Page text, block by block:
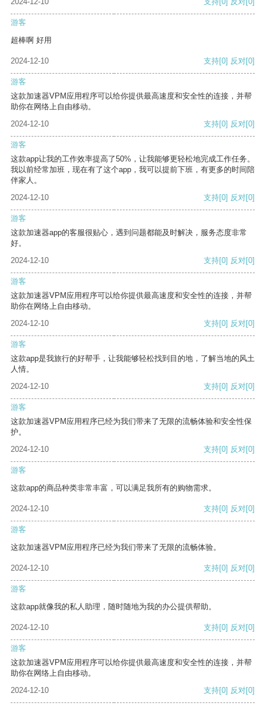
游客
超棒啊 好用
2024-12-10 支持[0] 反对[0]
游客
这款加速器VPM应用程序可以给你提供最高速度和安全性的连接，并帮
助你在网络上自由移动。
2024-12-10
支持[0] 反对[0]
游客
这款app让我的工作效率提高了50%，让我能够更轻松地完成工作任务。
我以前经常加班，现在有了这个app，我可以提前下班，有更多的时间陪
伴家人。
2024-12-10
支持[0] 反对[0]
游客
这款加速器app的客服很贴心，遇到问题都能及时解决，服务态度非常
好。
2024-12-10
支持[0] 反对[0]
游客
这款加速器VPM应用程序可以给你提供最高速度和安全性的连接，并帮
助你在网络上自由移动。
2024-12-10
支持[0] 反对[0]
游客
这款app是我旅行的好帮手，让我能够轻松找到目的地，了解当地的风土
人情。
2024-12-10
支持[0] 反对[0]
游客
这款加速器VPM应用程序已经为我们带来了无限的流畅体验和安全性保
护。
2024-12-10
支持[0] 反对[0]
游客
这款app的商品种类非常丰富，可以满足我所有的购物需求。
2024-12-10 支持[0] 反对[0]
游客
这款加速器VPM应用程序已经为我们带来了无限的流畅体验。
2024-12-10 支持[0] 反对[0]
游客
这款app就像我的私人助理，随时随地为我的办公提供帮助。
2024-12-10 支持[0] 反对[0]
游客
这款加速器VPM应用程序可以给你提供最高速度和安全性的连接，并帮
助你在网络上自由移动。
2024-12-10
支持[0] 反对[0]